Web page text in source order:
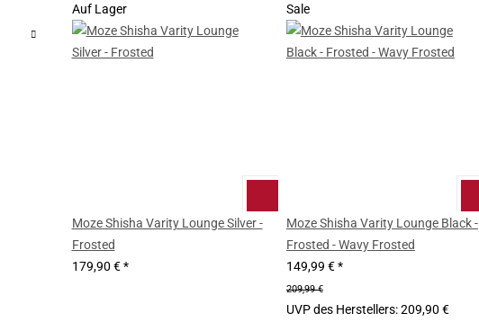
Auf Lager
Moze Shisha Varity Lounge Silver -
Frosted
179,90 €*
Sale
Moze Shisha Varity Lounge Black -
Frosted - Wavy Frosted
149,99 €*
209,99 €
UVP des Herstellers:209,90 €